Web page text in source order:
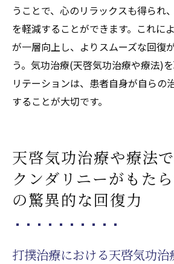
天啓気功治療や療法で活
ニーとの連携で治療効果を
患者に寄り添った気功治
療法)の実践法
天啓気功治療や療法で活
ー療法の治療計画の立て方
うことで、心のリラックスも得られ
を軽減することができます。これに
が一層向上し、よりスムーズな回復
う。気功治療(天啓気功治療や療法)
リテーションは、患者自身が自らの
することが大切です。
天啓気功治療や療法
クンダリニーがもた
の驚異的な回復力
打撲治療における天啓気功